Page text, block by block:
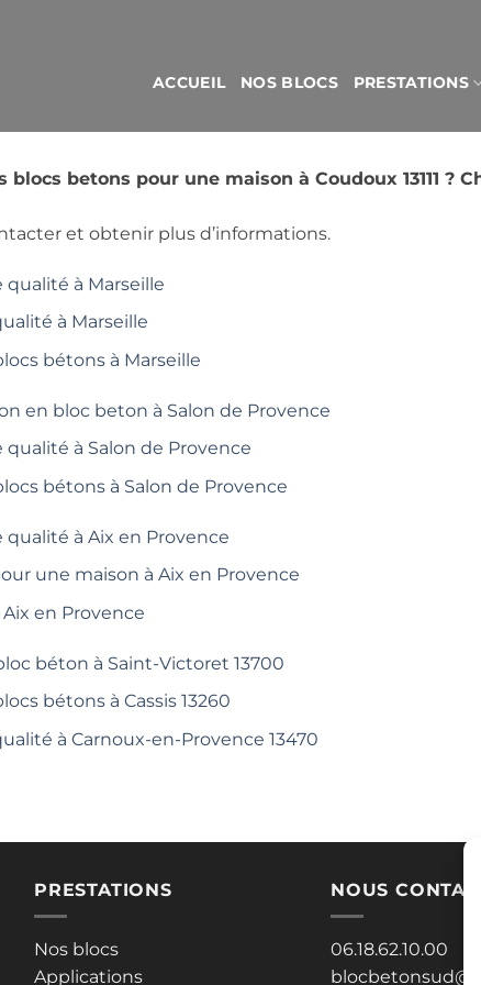
ACCUEIL NOS BLOCS PRESTATIONS
betons pour une maison à Coudoux 13111 ?
et obtenir plus d’informations.
à Marseille
à Marseille
bétons à Marseille
en bloc beton à Salon de Provence
à Salon de Provence
bétons à Salon de Provence
à Aix en Provence
une maison à Aix en Provence
en Provence
béton à Saint-Victoret 13700
bétons à Cassis 13260
à Carnoux-en-Provence 13470
PRESTATIONS
Nos blocs
Applications
NOUS
06.18.62.10.00